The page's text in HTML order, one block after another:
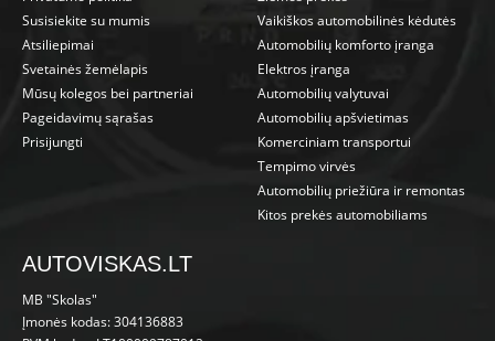
Susisiekite su mumis
Atsiliepimai
Svetainės žemėlapis
Mūsų kolegos bei partneriai
Pageidavimų sąrašas
Prisijungti
Vaikiškos automobilinės kėdutės
Automobilių komforto įranga
Elektros įranga
Automobilių valytuvai
Automobilių apšvietimas
Komerciniam transportui
Tempimo virvės
Automobilių priežiūra ir remontas
Kitos prekės automobiliams
AUTOVISKAS.LT
MB "Skolas"
Įmonės kodas: 304136883